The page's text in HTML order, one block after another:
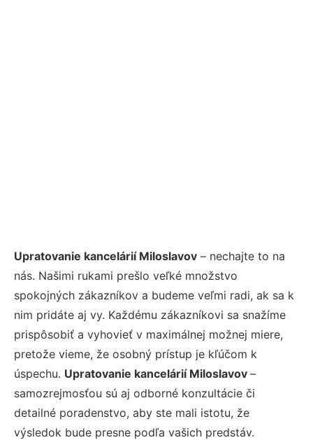
Upratovanie kancelárií Miloslavov – nechajte to na
nás. Našimi rukami prešlo veľké množstvo
spokojných zákazníkov a budeme veľmi radi, ak sa k
nim pridáte aj vy. Každému zákazníkovi sa snažíme
prispôsobiť a vyhovieť v maximálnej možnej miere,
pretože vieme, že osobný prístup je kľúčom k
úspechu. Upratovanie kancelárií Miloslavov –
samozrejmosťou sú aj odborné konzultácie či
detailné poradenstvo, aby ste mali istotu, že
výsledok bude presne podľa vašich predstáv.